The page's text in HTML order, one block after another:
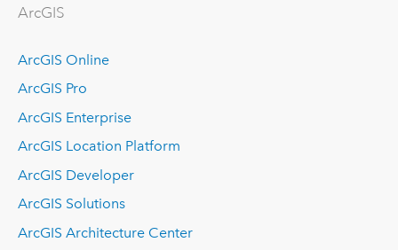
ArcGIS
ArcGIS Online
ArcGIS Pro
ArcGIS Enterprise
ArcGIS Location Platform
ArcGIS Developer
ArcGIS Solutions
ArcGIS Architecture Center